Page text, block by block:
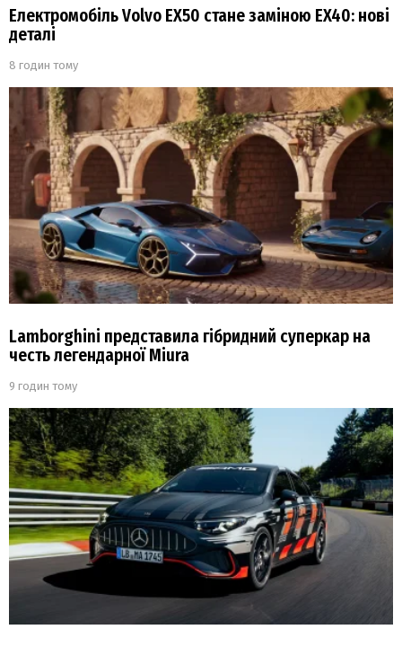
Електромобіль Volvo EX50 стане заміною EX40: нові
деталі
8 годин тому
Lamborghini представила гібридний суперкар на
честь легендарної Miura
9 годин тому